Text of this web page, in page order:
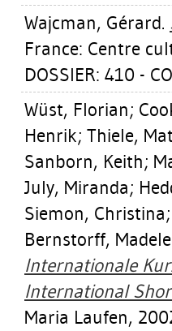
Wajcman, Gérard.
France: Centre
DOSSIER: 410 -
Wüst, Florian;
Henrik; Thiele,
Sanborn, Keith;
July, Miranda;
Siemon, Christina
Bernstorff,
Internationale
International
Maria Laufen,